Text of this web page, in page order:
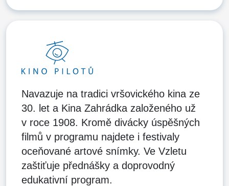
Navazuje na tradici vršovického kina ze
30. let a Kina Zahrádka založeného už
v roce 1908. Kromě divácky úspěšných
filmů v programu najdete i festivaly
oceňované artové snímky. Ve Vzletu
zaštiťuje přednášky a doprovodný
edukativní program.